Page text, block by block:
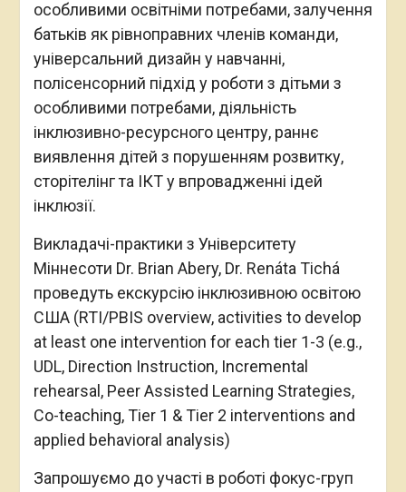
особливими освітніми потребами, залучення
батьків як рівноправних членів команди,
універсальний дизайн у навчанні,
полісенсорний підхід у роботи з дітьми з
особливими потребами, діяльність
інклюзивно-ресурсного центру, раннє
виявлення дітей з порушенням розвитку,
сторітелінг та ІКТ у впровадженні ідей
інклюзії.
Викладачі-практики з Університету
Міннесоти Dr. Brian Abery, Dr. Renáta Tichá
проведуть екскурсію інклюзивною освітою
США (RTI/PBIS overview, activities to develop
at least one intervention for each tier 1-3 (e.g.,
UDL, Direction Instruction, Incremental
rehearsal, Peer Assisted Learning Strategies,
Co-teaching, Tier 1 & Tier 2 interventions and
applied behavioral analysis)
Запрошуємо до участі в роботі фокус-груп